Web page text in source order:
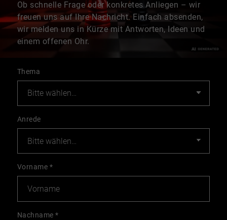
Ob schnelle Frage oder konkretes Anliegen – wir
freuen uns auf Ihre Nachricht. Einfach absenden,
wir melden uns in Kürze mit Antworten, Ideen und
einem offenen Ohr.
Thema
Anrede
Vorname *
Nachname*